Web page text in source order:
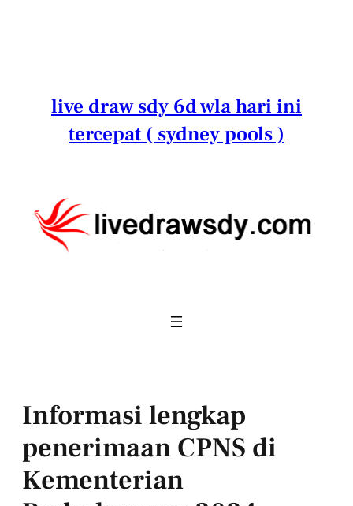
live draw sdy 6d wla hari ini
tercepat ( sydney pools )
Informasi lengkap
penerimaan CPNS di
Kementerian